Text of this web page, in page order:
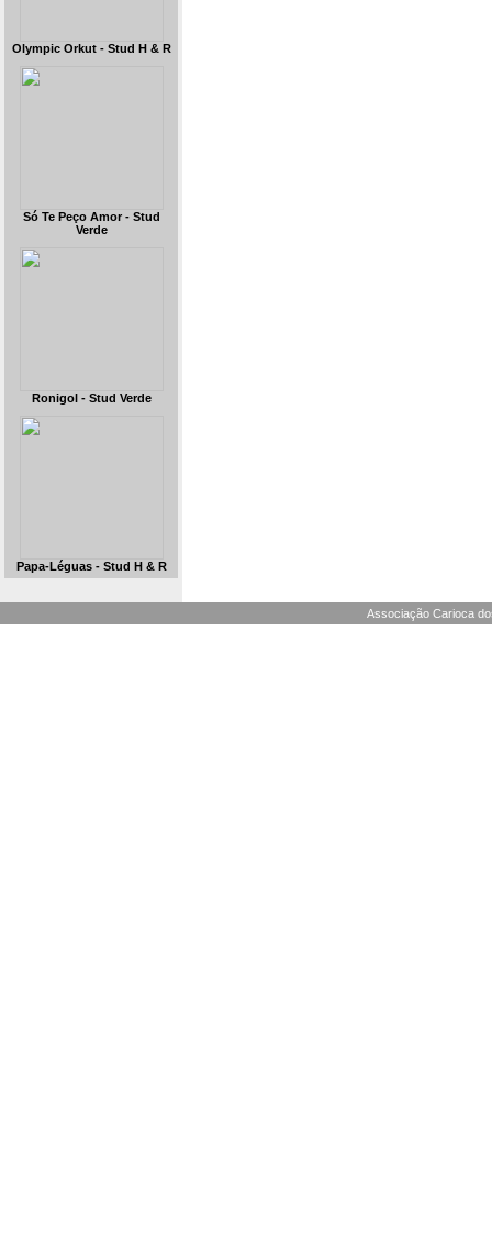
Olympic Orkut - Stud H & R
Só Te Peço Amor - Stud
Verde
Ronigol - Stud Verde
Papa-Léguas - Stud H & R
Associação Carioca